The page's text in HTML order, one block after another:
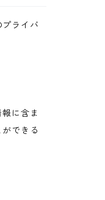
ライバ
に含ま
できる